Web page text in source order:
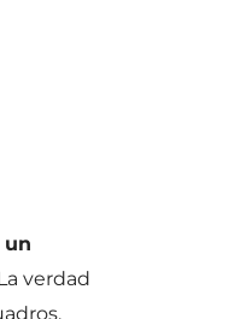
un
verdad